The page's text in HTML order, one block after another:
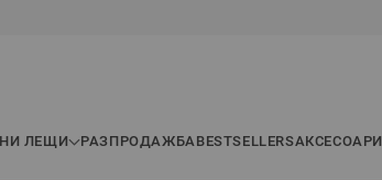
ЛЕЩИ РАЗПРОДАЖБАBESTSELLERSАКСЕСОАРИ